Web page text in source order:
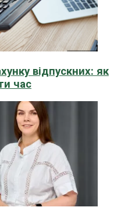
відпускних: як
час